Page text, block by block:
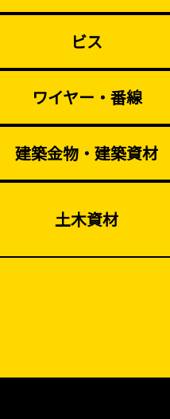
ビス
ワイヤー・番線
建築金物・建築資材
土木資材